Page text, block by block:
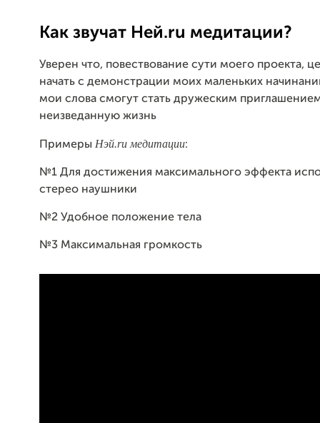
Как звучат Ней.ru медитации?
Уверен что, повествование сути моего проекта,
начать с демонстрации моих маленьких
мои слова смогут стать дружеским
неизведанную жизнь
Примеры Нэй.ru медитации:
№1 Для достижения максимального эффекта
стерео наушники
№2 Удобное положение тела
№3 Максимальная громкость